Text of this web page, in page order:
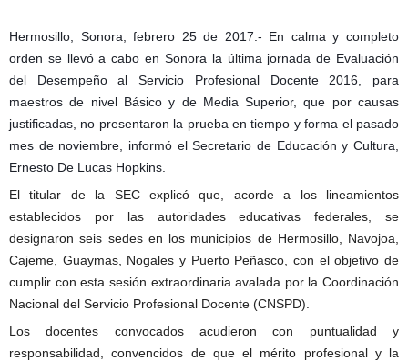
Hermosillo, Sonora, febrero 25 de 2017.- En calma y completo
orden se llevó a cabo en Sonora la última jornada de Evaluación
del Desempeño al Servicio Profesional Docente 2016, para
maestros de nivel Básico y de Media Superior, que por causas
justificadas, no presentaron la prueba en tiempo y forma el pasado
mes de noviembre, informó el Secretario de Educación y Cultura,
Ernesto De Lucas Hopkins.
El titular de la SEC explicó que, acorde a los lineamientos
establecidos por las autoridades educativas federales, se
designaron seis sedes en los municipios de Hermosillo, Navojoa,
Cajeme, Guaymas, Nogales y Puerto Peñasco, con el objetivo de
cumplir con esta sesión extraordinaria avalada por la Coordinación
Nacional del Servicio Profesional Docente (CNSPD).
Los docentes convocados acudieron con puntualidad y
responsabilidad, convencidos de que el mérito profesional y la